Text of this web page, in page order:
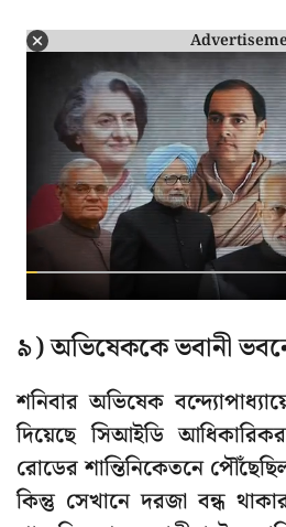
৯) অভিষেককে ভবানী
শনিবার অভিষেক
দিয়েছে সিআইডি
রোডের শান্তিনিকেতনে
কিন্তু সেখানে দরজা বন্ধ